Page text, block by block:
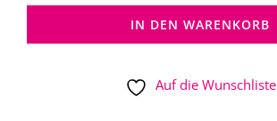
Buchstaben
IN DEN WARENKORB
Auf die Wunschliste